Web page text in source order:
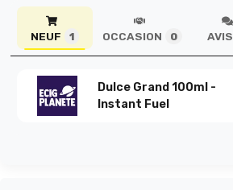
NEUF 1 OCCASION 0 AVIS
Dulce Grand 100ml -
Instant Fuel